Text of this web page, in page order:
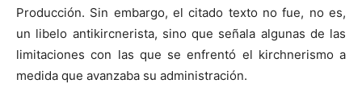
Producción. Sin embargo, el citado texto no fue, no es,
un libelo antikircnerista, sino que señala algunas de las
limitaciones con las que se enfrentó el kirchnerismo a
medida que avanzaba su administración.